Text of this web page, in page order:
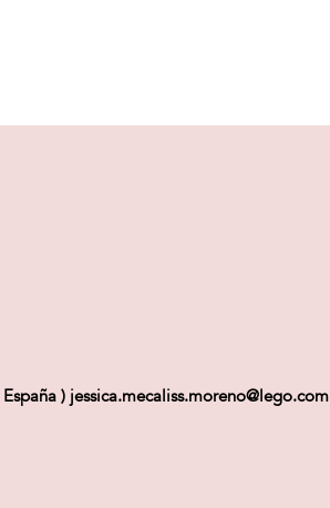
) jessica.mecaliss.moreno@lego.com